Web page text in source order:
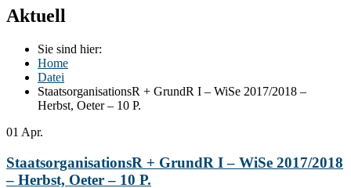
Aktuell
Sie sind hier:
Home
Datei
StaatsorganisationsR + GrundR I – WiSe 2017/2018 –
Herbst, Oeter – 10 P.
01 Apr.
StaatsorganisationsR + GrundR I – WiSe 2017/2018
– Herbst, Oeter – 10 P.